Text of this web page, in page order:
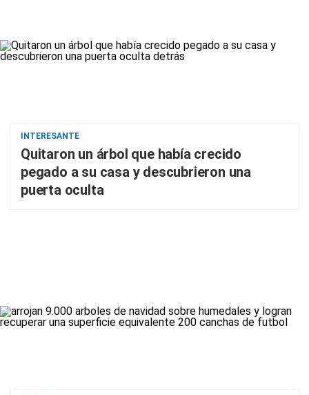
INTERESANTE
Quitaron un árbol que había crecido
pegado a su casa y descubrieron una
puerta oculta